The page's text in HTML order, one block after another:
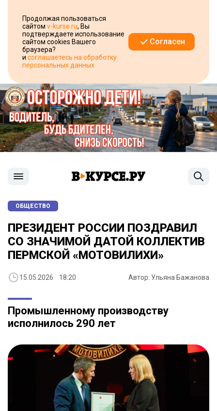
Продолжая пользоваться
сайтом v-kurse.ru, Вы
подтверждаете использование
сайтом cookies Вашего
браузера?
и соглашаетесь на обработку
персональных данных
Согласен
ОБЩЕСТВО
ПРЕЗИДЕНТ РОССИИ ПОЗДРАВИЛ
СО ЗНАЧИМОЙ ДАТОЙ КОЛЛЕКТИВ
ПЕРМСКОЙ «МОТОВИЛИХИ»
15.05.2026 18:20 Автор: Ульяна Бажанова
Промышленному производству
исполнилось 290 лет